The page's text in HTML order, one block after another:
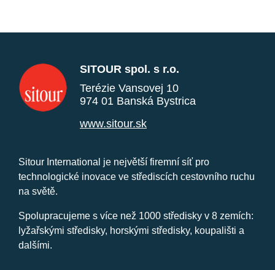
SITOUR spol. s r.o.
Terézie Vansovej 10
974 01 Banská Bystrica
www.sitour.sk
Sitour International je největší firemní síť pro
technologické inovace ve střediscích cestovního ruchu
na světě.
Spolupracujeme s více než 1000 středisky v 8 zemích:
lyžařskými středisky, horskými středisky, koupališti a
dalšími.